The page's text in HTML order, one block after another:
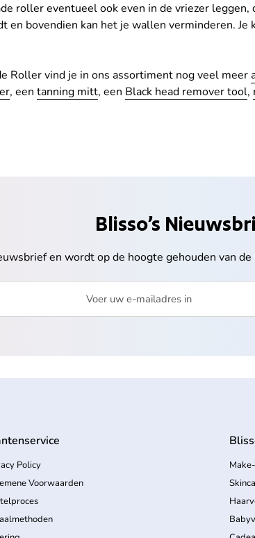
roller eventueel ook even in de vriezer
en bovendien kan het je wallen verminderen.
Roller vind je in ons assortiment nog veel meer
, een tanning mitt, een Black head remover tool,
Blisso’s
en wordt op de hoogte gehouden van
uw e-mailadres in
Policy
Voorwaarden